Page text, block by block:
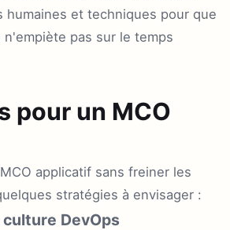
humaines et techniques pour que
n'empiète pas sur le temps
pour un MCO
applicatif sans freiner les
stratégies à envisager :
DevOps